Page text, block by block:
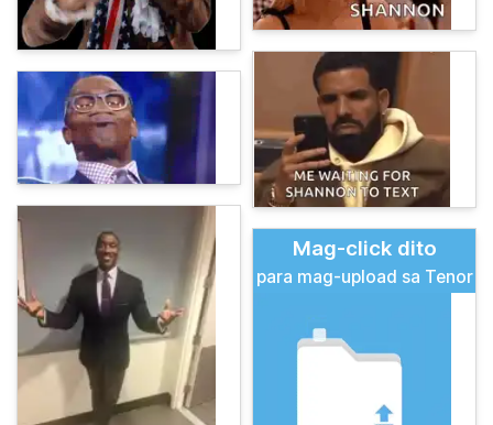
Mag-click dito
para mag-upload sa Tenor